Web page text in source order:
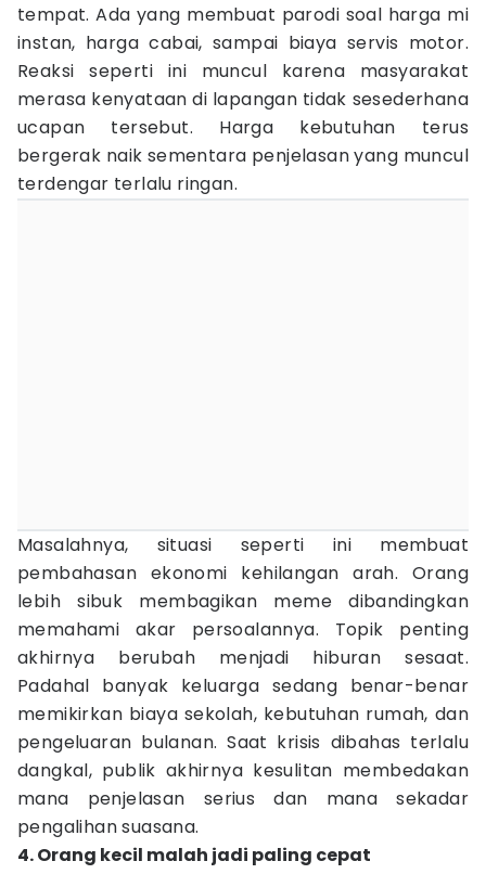
tempat. Ada yang membuat parodi soal harga mi
instan, harga cabai, sampai biaya servis motor.
Reaksi seperti ini muncul karena masyarakat
merasa kenyataan di lapangan tidak sesederhana
ucapan tersebut. Harga kebutuhan terus
bergerak naik sementara penjelasan yang muncul
terdengar terlalu ringan.
Masalahnya, situasi seperti ini membuat
pembahasan ekonomi kehilangan arah. Orang
lebih sibuk membagikan meme dibandingkan
memahami akar persoalannya. Topik penting
akhirnya berubah menjadi hiburan sesaat.
Padahal banyak keluarga sedang benar-benar
memikirkan biaya sekolah, kebutuhan rumah, dan
pengeluaran bulanan. Saat krisis dibahas terlalu
dangkal, publik akhirnya kesulitan membedakan
mana penjelasan serius dan mana sekadar
pengalihan suasana.
4. Orang kecil malah jadi paling cepat